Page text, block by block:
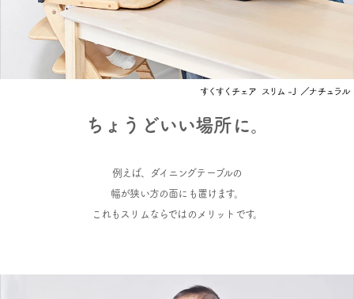
ちょうどいい場所に。
例えば、ダイニングテーブルの
幅が狭い方の面にも置けます。
これもスリムならではのメリットです。